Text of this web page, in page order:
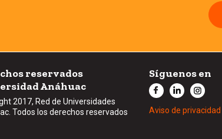
reservados
Anáhuac
2017, Red de Universidades
Todos los derechos reservados
Síguenos en
Aviso de privacidad